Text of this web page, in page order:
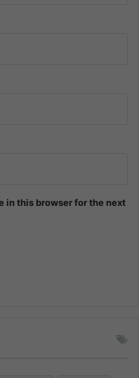
in this browser for the next